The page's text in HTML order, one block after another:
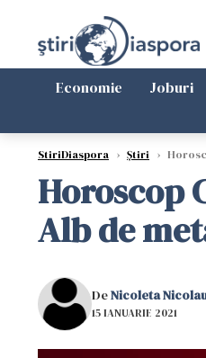
Economie Joburi
StiriDiaspora › Știri ›
Horoscop
Alb de
DeNicoleta
15 IANUARIE 2021